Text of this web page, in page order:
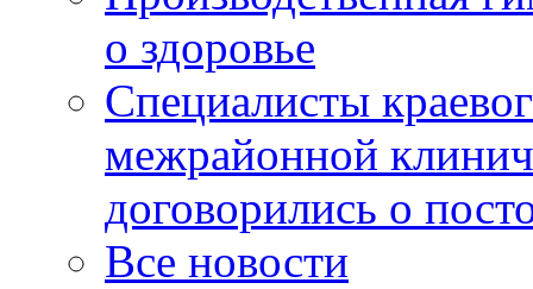
о здоровье
Специалисты
межрайонной
договорились о
Все новости